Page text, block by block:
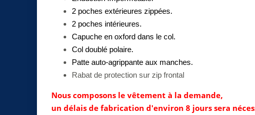
2 poches extérieures zippées.
2 poches intérieures.
Capuche en oxford dans le col.
Col doublé polaire.
Patte auto-agrippante aux manches.
Rabat de protection sur zip frontal
Nous composons le vêtement à la demande,
un délais de fabrication d'environ 8 jours sera